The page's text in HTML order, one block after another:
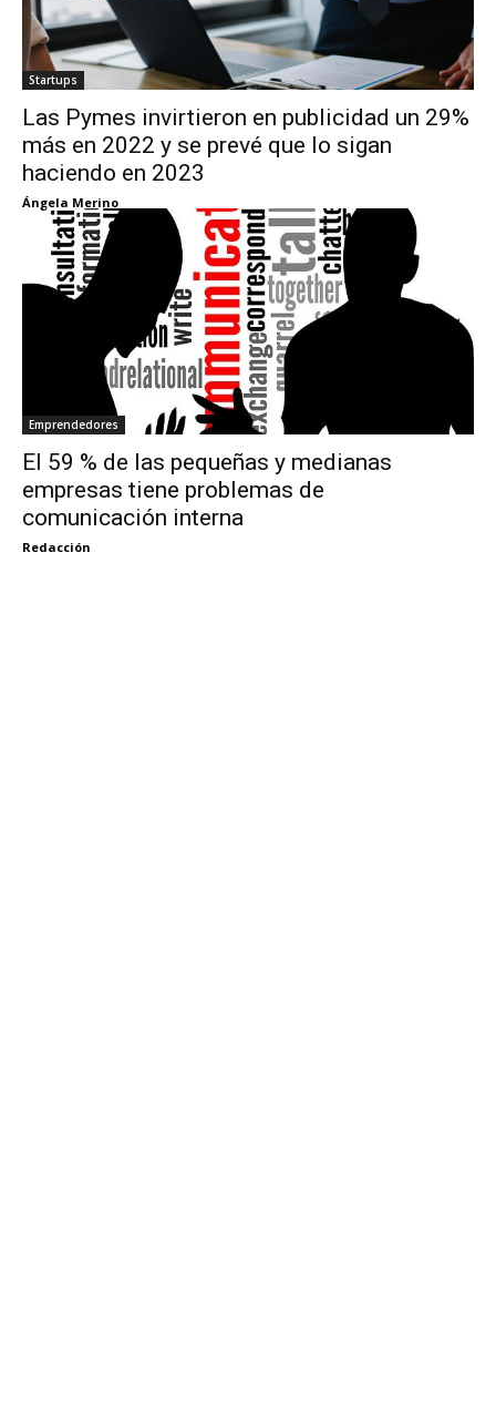
Startups
Las Pymes invirtieron en publicidad un 29%
más en 2022 y se prevé que lo sigan
haciendo en 2023
Ángela Merino
Emprendedores
El 59 % de las pequeñas y medianas
empresas tiene problemas de
comunicación interna
Redacción